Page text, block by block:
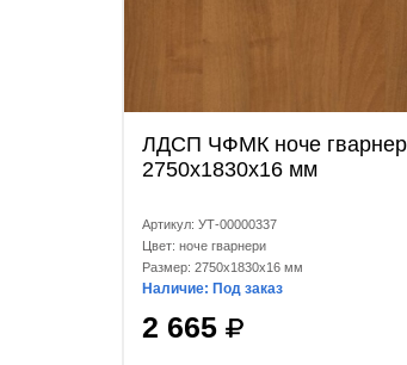
ЛДСП ЧФМК ноче
2750x1830x16 мм
Артикул: УТ-00000337
Цвет: ноче гварнери
Размер: 2750x1830x16 мм
Наличие: Под заказ
2 665